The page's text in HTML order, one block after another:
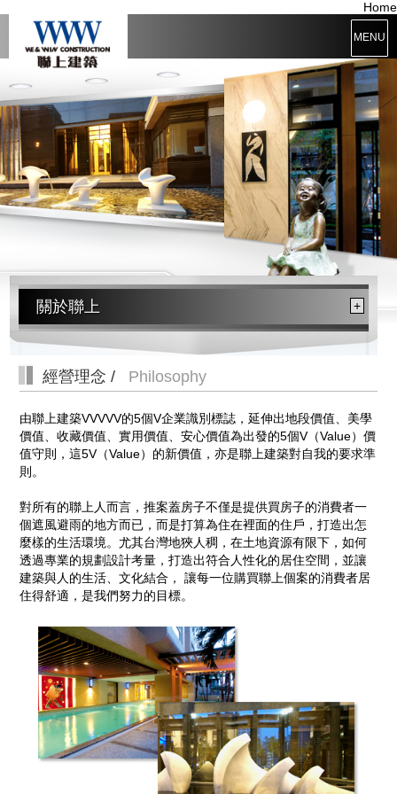
MENU
Home
關於聯上 +
經營理念 / Philosophy
由聯上建築VVVVV的5個V企業識別標誌，延伸出地段價值、美學
價值、收藏價值、實用價值、安心價值為出發的5個V（Value）價
值守則，這5V（Value）的新價值，亦是聯上建築對自我的要求準
則。
對所有的聯上人而言，推案蓋房子不僅是提供買房子的消費者一
個遮風避雨的地方而已，而是打算為住在裡面的住戶，打造出怎
麼樣的生活環境。尤其台灣地狹人稠，在土地資源有限下，如何
透過專業的規劃設計考量，打造出符合人性化的居住空間，並讓
建築與人的生活、文化結合， 讓每一位購買聯上個案的消費者居
住得舒適，是我們努力的目標。